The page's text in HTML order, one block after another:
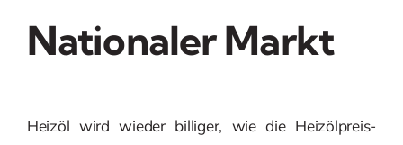
Nationaler Markt
Heizöl wird wieder billiger, wie die Heizölpreis-